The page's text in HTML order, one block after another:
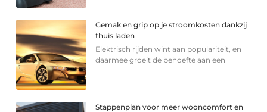
Gemak en grip op je stroomkosten dankzij
thuis laden
Elektrisch rijden wint aan populariteit, en
daarmee groeit de behoefte aan een
Stappenplan voor meer wooncomfort en